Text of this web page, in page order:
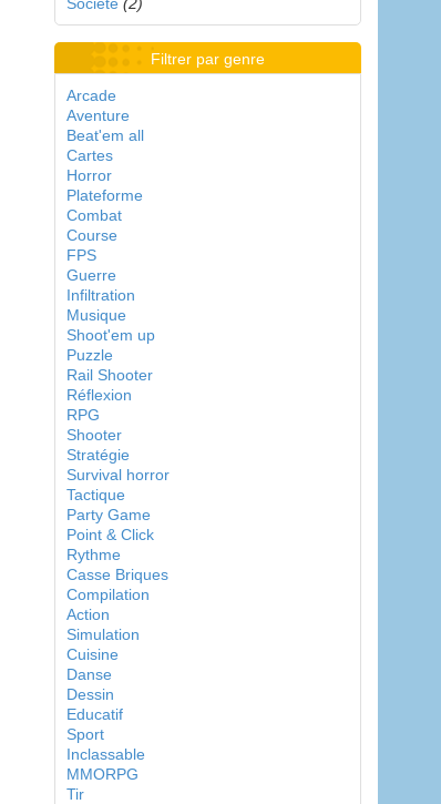
Filtrer par genre
Arcade
Aventure
Beat'em all
Cartes
Horror
Plateforme
Combat
Course
FPS
Guerre
Infiltration
Musique
Shoot'em up
Puzzle
Rail Shooter
Réflexion
RPG
Shooter
Stratégie
Survival horror
Tactique
Party Game
Point & Click
Rythme
Casse Briques
Compilation
Action
Simulation
Cuisine
Danse
Dessin
Educatif
Sport
Inclassable
MMORPG
Tir